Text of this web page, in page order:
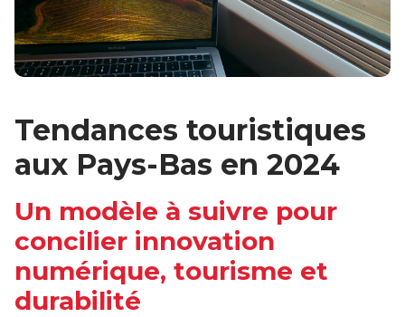
Tendances touristiques
aux Pays-Bas en 2024
Un modèle à suivre pour
concilier innovation
numérique, tourisme et
durabilité